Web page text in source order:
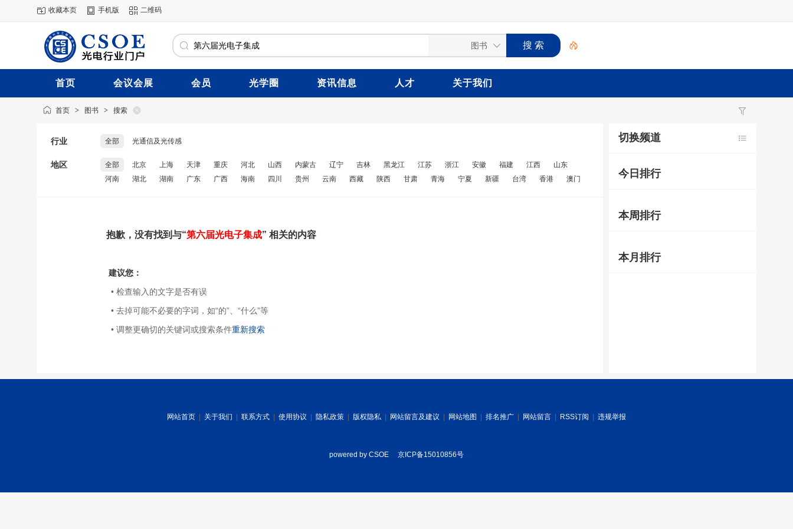
收藏本页 手机版 二维码
首页 会议会展 会员 光学圈 资讯信息 人才 关于我们
首页 > 图书 > 搜索
行业 全部 光通信及光传感
地区 全部 北京 上海 天津 重庆 河北 山西 内蒙古 辽宁 吉林 黑龙江 江苏 浙江 安徽 福建 江西
山东
河南
湖北 湖南 广东 广西 海南 四川 贵州 云南 西藏 陕西 甘肃 青海 宁夏 新疆 台湾 香港 澳门
抱歉，没有找到与“第六届光电子集成” 相关的内容
建议您：
• 检查输入的文字是否有误
• 去掉可能不必要的字词，如“的”、“什么”等
• 调整更确切的关键词或搜索条件重新搜索
切换频道
今日排行
本周排行
本月排行
网站首页 关于我们 联系方式 使用协议 隐私政策 版权隐私 网站留言及建议 网站地图 排名推广 网站留言 RSS订阅 违规举报
powered by CSOE 京ICP备15010856号